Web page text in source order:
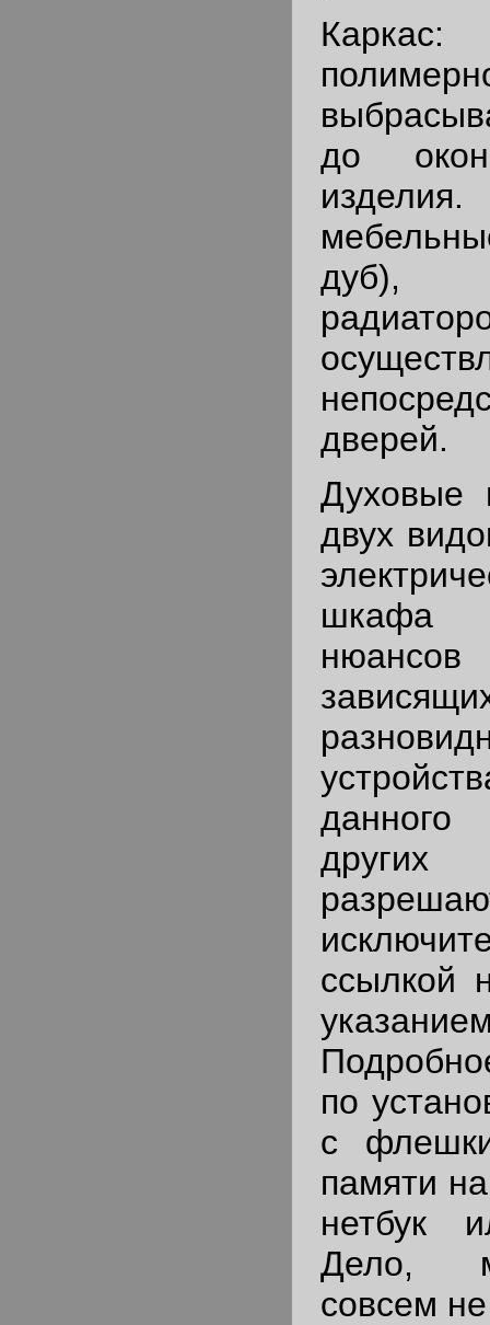
Каркас:
до
дуб),
дверей.
Духовые
двух
шкафа
данного
ссылкой
по
с
памяти
нетбук
Дело,
совсем